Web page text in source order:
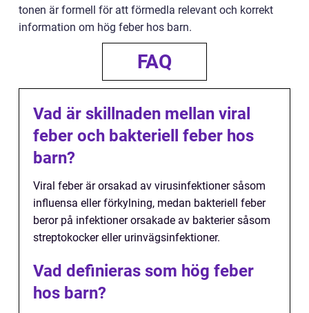
tonen är formell för att förmedla relevant och korrekt
information om hög feber hos barn.
FAQ
Vad är skillnaden mellan viral
feber och bakteriell feber hos
barn?
Viral feber är orsakad av virusinfektioner såsom
influensa eller förkylning, medan bakteriell feber
beror på infektioner orsakade av bakterier såsom
streptokocker eller urinvägsinfektioner.
Vad definieras som hög feber
hos barn?